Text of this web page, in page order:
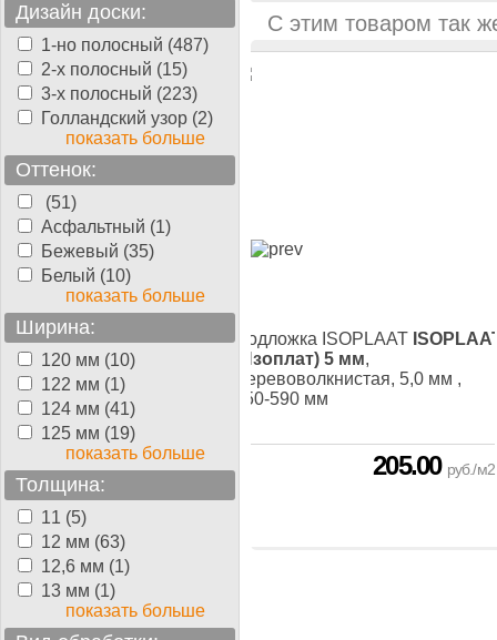
Дизайн доски:
1-но полосный (487)
2-х полосный (15)
3-х полосный (223)
Голландский узор (2)
показать больше
Оттенок:
(51)
Асфальтный (1)
Бежевый (35)
Белый (10)
показать больше
Ширина:
120 мм (10)
122 мм (1)
124 мм (41)
125 мм (19)
показать больше
Толщина:
11 (5)
12 мм (63)
12,6 мм (1)
13 мм (1)
показать больше
С этим товаром так
TuplexTuplex,
3,0 мм, 110-
170.00руб./м2
Подложка ISOPLAAT
(Изоплат) 5 мм,
Деревоволкнистая, 5,0 мм ,
850-590 мм
205.00 руб./м2